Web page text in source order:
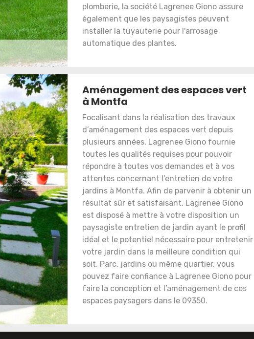
plomberie, la société Lagrenee Giono assure
également que les paysagistes peuvent
installer la tuyauterie pour l'arrosage
automatique des plantes.
Aménagement des espaces vert
à Montfa
Focalisant dans la réalisation des travaux
d’aménagement des espaces vert depuis
plusieurs années, Lagrenee Giono fournie
toutes les qualités requises pour pouvoir
répondre à toutes vos demandes et à vos
attentes concernant l’entretien de votre
jardins à Montfa. Afin de parvenir à obtenir un
résultat sûr et satisfaisant, Lagrenee Giono
est disposé à mettre à votre disposition un
paysagiste entretien de jardin ayant le profil
idéal et le potentiel nécessaire pour entretenir
votre jardin dans la meilleure condition qui
soit. Parc, jardins ou même quartier, vous
pouvez faire confiance à Lagrenee Giono pour
faire la conception et l’aménagement de ces
espaces paysagers dans le 09350.